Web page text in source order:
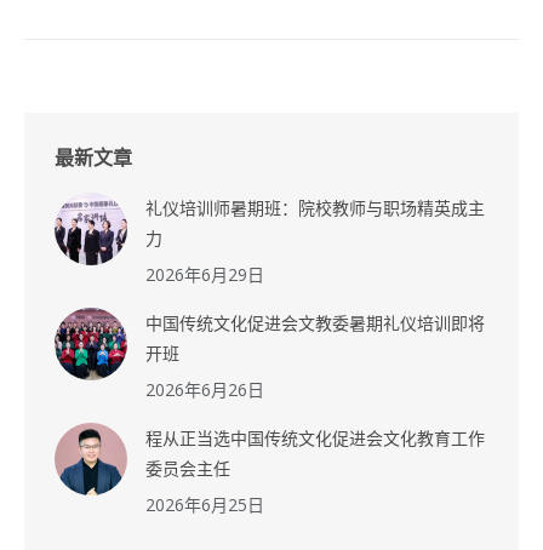
最新文章
礼仪培训师暑期班：院校教师与职场精英成主
力
2026年6月29日
中国传统文化促进会文教委暑期礼仪培训即将
开班
2026年6月26日
程从正当选中国传统文化促进会文化教育工作
委员会主任
2026年6月25日